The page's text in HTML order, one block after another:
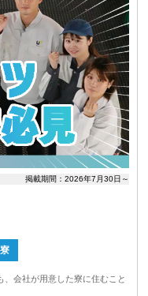
掲載期間：2026年7月30日～
寮
、会社が用意した寮に住むこと